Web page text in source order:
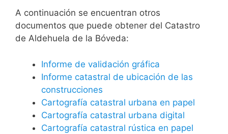
A continuación se encuentran otros
documentos que puede obtener del Catastro
de Aldehuela de la Bóveda:
Informe de validación gráfica
Informe catastral de ubicación de las
construcciones
Cartografía catastral urbana en papel
Cartografía catastral urbana digital
Cartografía catastral rústica en papel